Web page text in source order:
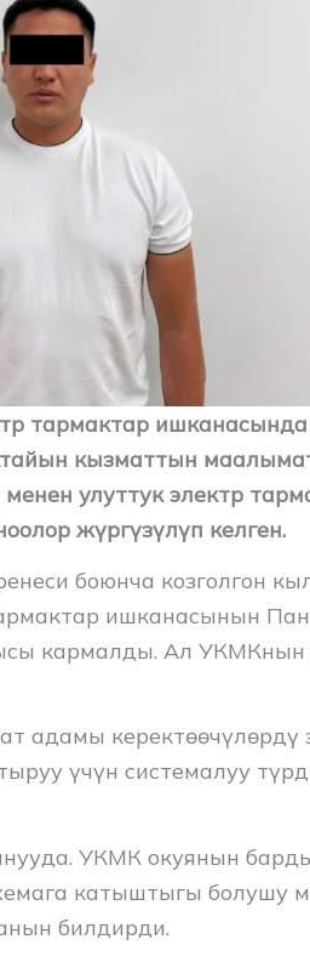
тармактар
кызматтын
улуттук электр
жүргүзүлүп келген.
боюнча козголгон
ишканасынын
кармалды. Ал УКМКнын
адамы керектөөчүлөрдү
үчүн системалуу
УКМК окуянын
катыштыгы болушу
билдирди.